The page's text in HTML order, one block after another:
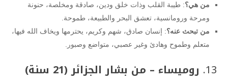
من هي؟: طيبة القلب وذات خلق ودين، صادقة ومخلصة، حنونة
ومرحة ورومانسية، تعشق البحر والطبيعة، طموحة.
من تبحث عنه؟: إنسان صادق، شهم وكريم، يحترمها ويخاف الله فيها،
متعلم وطموح وهادئ وغير عصبي، متواضع وصبور.
13. روميساء – من بشار الجزائر (21 سنة)